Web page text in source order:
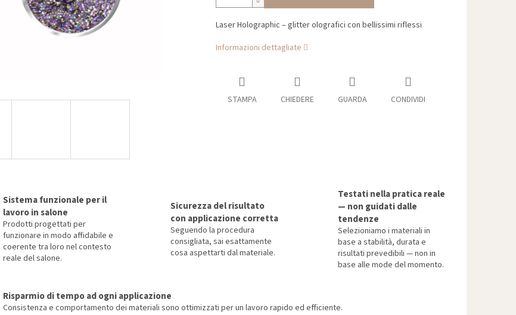
Laser Holographic – glitter olografici con bellissimi riflessi
Informazioni dettagliate
STAMPA CHIEDERE GUARDA CONDIVIDI
Sistema funzionale per il
lavoro in salone
Prodotti progettati per
funzionare in modo affidabile e
coerente tra loro nel contesto
reale del salone.
Sicurezza del risultato
con applicazione corretta
Seguendo la procedura
consigliata, sai esattamente
cosa aspettarti dal materiale.
Testati nella pratica reale
— non guidati dalle
tendenze
Selezioniamo i materiali in
base a stabilità, durata e
risultati prevedibili — non in
base alle mode del momento.
Risparmio di tempo ad ogni applicazione
Consistenza e comportamento dei materiali sono ottimizzati per un lavoro rapido ed efficiente.